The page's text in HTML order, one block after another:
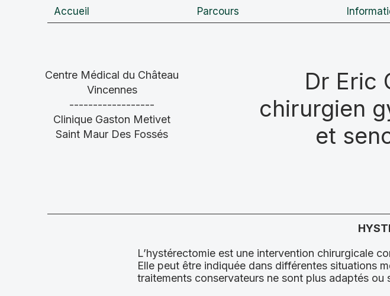
Accueil Parcours
Centre Médical du Château
Vincennes
------------------
Clinique Gaston Metivet
Saint Maur Des Fossés
Dr Eric
chirurgien
et
L’hystérectomie est une intervention chirurgicale
Elle peut être indiquée dans différentes situations
traitements conservateurs ne sont plus adaptés ou